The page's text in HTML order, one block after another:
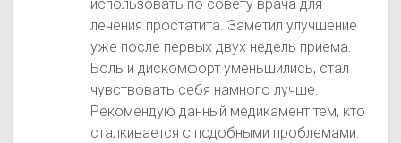
использовать по совету врача для
лечения простатита. Заметил улучшение
уже после первых двух недель приема.
Боль и дискомфорт уменьшились, стал
чувствовать себя намного лучше.
Рекомендую данный медикамент тем, кто
сталкивается с подобными проблемами.